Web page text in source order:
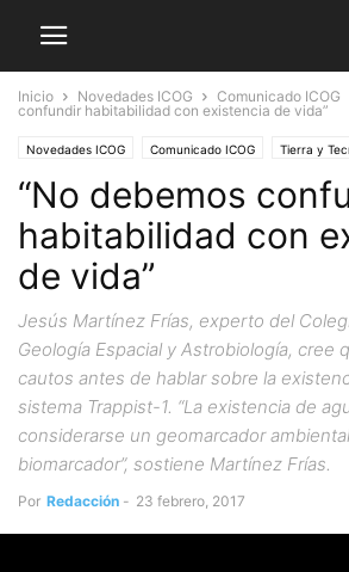
Inicio Novedades ICOG Comunicado ICOG
confundir habitabilidad con existencia de vida”
Novedades ICOG Comunicado ICOG Tierra y
“No debemos
habitabilidad con
de vida”
Jesús Martínez Frías, experto del
Geología Espacial y Astrobiología, cree
cautos antes de hablar sobre la
sistema Trappist-1. “La existencia de
considerarse un geomarcador
biomarcador”, sostiene Martínez Frías.
Por Redacción - 23 febrero, 2017